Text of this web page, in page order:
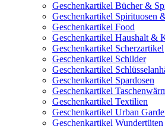
Geschenkartikel Bücher &
Geschenkartikel Spirituosen
Geschenkartikel Food
Geschenkartikel Haushalt &
Geschenkartikel Scherzartikel
Geschenkartikel Schilder
Geschenkartikel
Geschenkartikel Spardosen
Geschenkartikel
Geschenkartikel Textilien
Geschenkartikel Urban
Geschenkartikel Wundertüten